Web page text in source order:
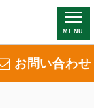
MENU
お問い合わせ